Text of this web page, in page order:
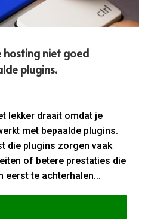
hosting niet goed
plugins.​
lekker draait omdat je
met bepaalde plugins.
die plugins zorgen vaak
of betere prestaties die
eerst te achterhalen...